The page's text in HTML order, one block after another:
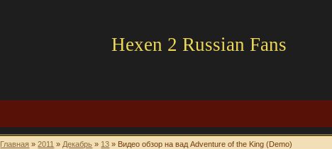
Hexen 2 Russian Fans
Главная »2011 » Декабрь » 13 » Видео обзор на вад Adventure of the King (Demo)